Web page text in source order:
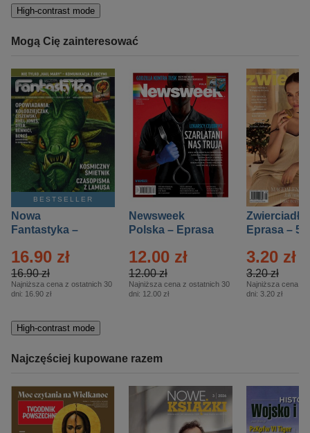
High-contrast mode
Mogą Cię zainteresować
BESTSELLER
Nowa
Fantastyka –
16.90 zł
16.90 zł
Najniższa cena z ostatnich 30
dni: 16.90 zł
Newsweek
Polska – Eprasa
12.00 zł
12.00 zł
Najniższa cena z ostatnich 30
dni: 12.00 zł
Zwierciadło
Eprasa – 5/
3.20 zł
3.20 zł
Najniższa cena z
dni: 3.20 zł
High-contrast mode
Najczęściej kupowane razem